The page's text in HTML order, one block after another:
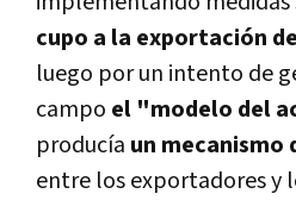
cupo a la exportación
luego por un intento de
campo el "modelo del
producía un mecanismo
entre los exportadores y